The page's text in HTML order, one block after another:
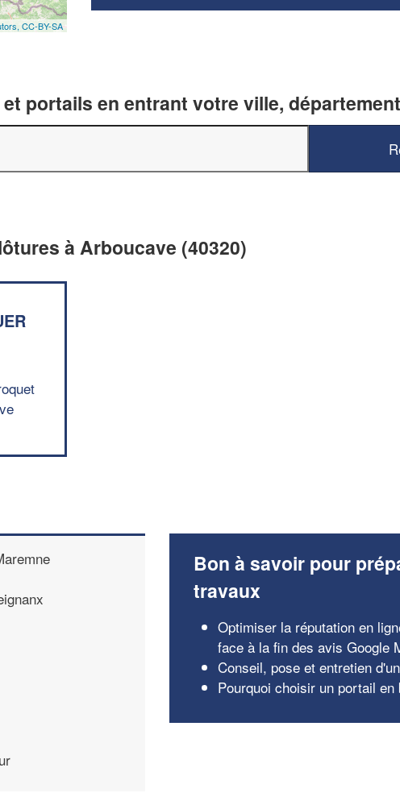
CC-BY-SA
portails en entrant votre ville,
à Arboucave (40320)
Bon à savoir pour
travaux
Optimiser la réputation en
face à la fin des avis Google
Conseil, pose et entretien
Pourquoi choisir un portail en
✕